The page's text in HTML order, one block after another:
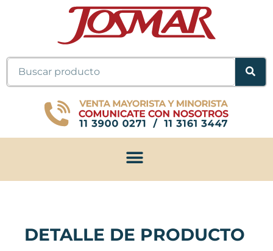
Buscar
DETALLE DE PRODUCTO